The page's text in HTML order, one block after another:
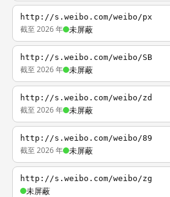
http://s.weibo.com/weibo/px
截至 2026 年 未屏蔽
http://s.weibo.com/weibo/SB
截至 2026 年 未屏蔽
http://s.weibo.com/weibo/zd
截至 2026 年 未屏蔽
http://s.weibo.com/weibo/89
截至 2026 年 未屏蔽
http://s.weibo.com/weibo/zg
未屏蔽